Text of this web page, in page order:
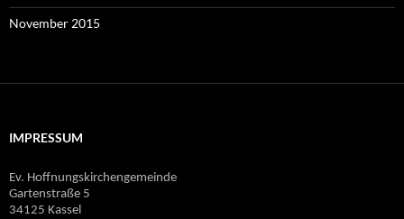
November 2015
IMPRESSUM
Ev. Hoffnungskirchengemeinde
Gartenstraße 5
34125 Kassel